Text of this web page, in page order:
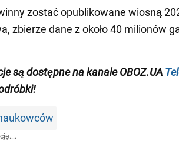
zostać opublikowane wiosną
zbierze dane z około 40 milionów
są dostępnena kanaleOBOZ.UA